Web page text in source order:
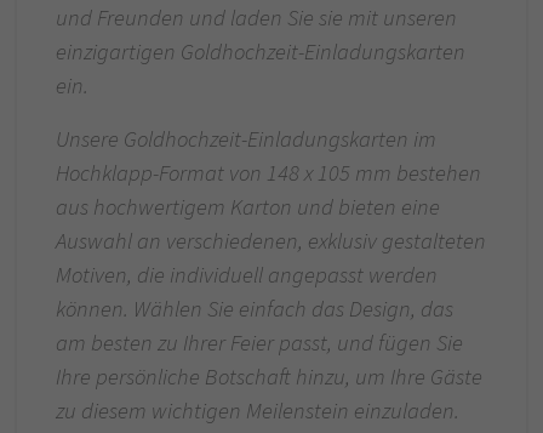
und Freunden und laden Sie sie mit unseren
einzigartigen Goldhochzeit-Einladungskarten
ein.
Unsere Goldhochzeit-Einladungskarten im
Hochklapp-Format von 148 x 105 mm bestehen
aus hochwertigem Karton und bieten eine
Auswahl an verschiedenen, exklusiv gestalteten
Motiven, die individuell angepasst werden
können. Wählen Sie einfach das Design, das
am besten zu Ihrer Feier passt, und fügen Sie
Ihre persönliche Botschaft hinzu, um Ihre Gäste
zu diesem wichtigen Meilenstein einzuladen.